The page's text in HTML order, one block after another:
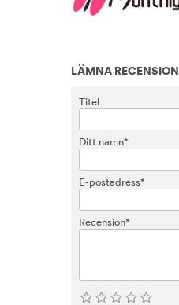
LÄMNA RECENSION
Titel
Ditt namn*
E-postadress*
Recension*